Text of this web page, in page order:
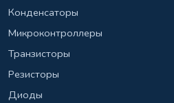
Конденсаторы
Микроконтроллеры
Транзисторы
Резисторы
Диоды